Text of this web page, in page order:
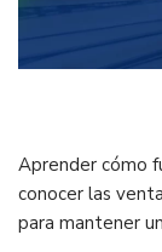
Aprender cómo
conocer las
para mantener